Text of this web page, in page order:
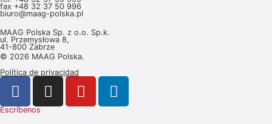
fax +48 32 37 50 996
biuro@maag-polska.pl
MAAG Polska Sp. z o.o. Sp.k.
ul. Przemysłowa 8,
41-800 Zabrze
© 2026 MAAG Polska.
Política de privacidad
Escríbenos